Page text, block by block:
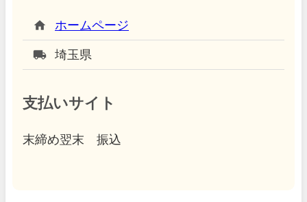
home ホームページ
local_shipping 埼玉県
支払いサイト
末締め翌末 振込